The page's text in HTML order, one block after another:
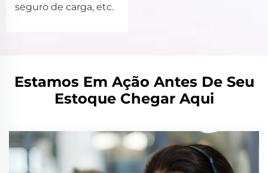
seguro de carga, etc.
Estamos Em Ação Antes De Seu
Estoque Chegar Aqui